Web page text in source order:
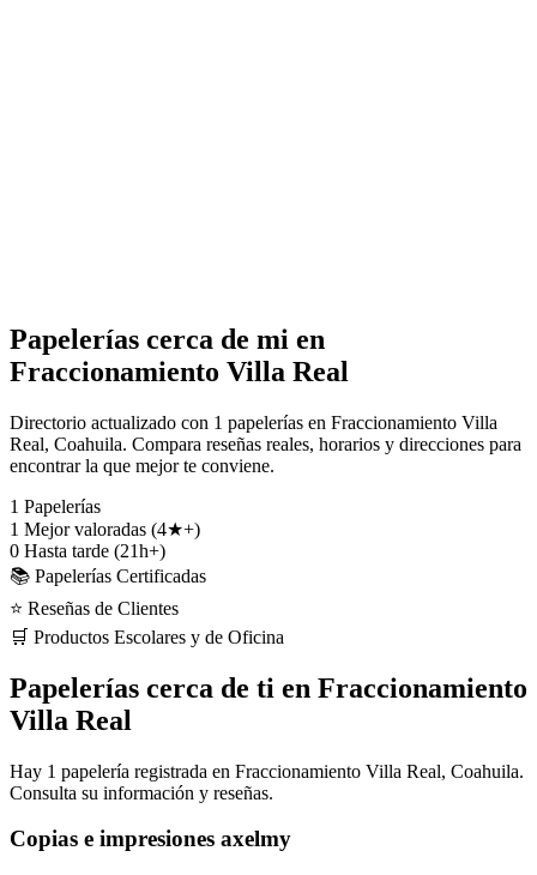
Papelerías cerca de mi en
Fraccionamiento Villa Real
Directorio actualizado con 1 papelerías en Fraccionamiento Villa
Real, Coahuila. Compara reseñas reales, horarios y direcciones para
encontrar la que mejor te conviene.
1 Papelerías
1 Mejor valoradas (4★+)
0 Hasta tarde (21h+)
📚 Papelerías Certificadas
⭐ Reseñas de Clientes
🛒 Productos Escolares y de Oficina
Papelerías cerca de ti en Fraccionamiento
Villa Real
Hay 1 papelería registrada en Fraccionamiento Villa Real, Coahuila.
Consulta su información y reseñas.
Copias e impresiones axelmy